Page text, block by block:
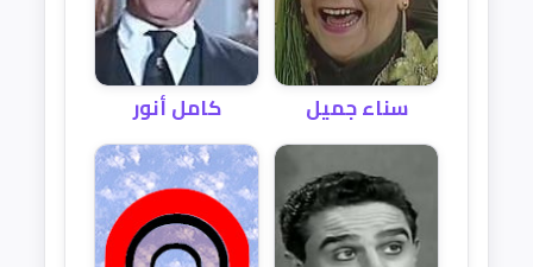
سناء جميل كامل أنور